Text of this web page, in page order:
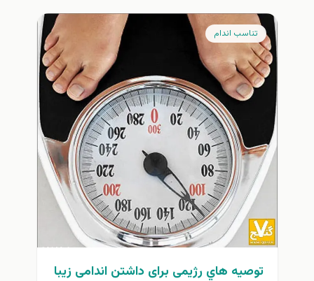
تناسب اندام
توصیه هاي رژیمی برای داشتن اندامی زيبا